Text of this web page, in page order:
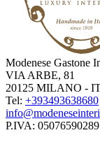
Modenese Gastone
VIA ARBE, 81
20125 MILANO -
Tel: +393493638680
P.IVA: 05076590289